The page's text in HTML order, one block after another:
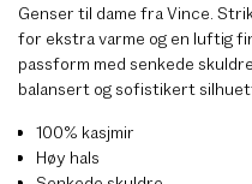
Genser til dame fra Vince.
for ekstra varme og en luftig
passform med senkede
balansert og sofistikert
100% kasjmir
Høy hals